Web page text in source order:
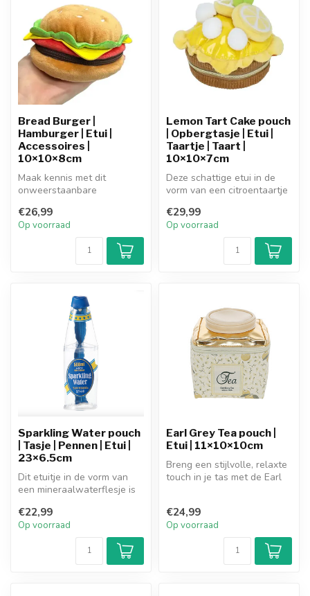
Bread Burger |
Hamburger | Etui |
Accessoires |
10×10×8cm
Maak kennis met dit
onweerstaanbare
je favoriete snac...
€26,99
Op voorraad
Lemon Tart Cake pouch
| Opbergtasje | Etui |
Taartje | Taart |
10×10×7cm
Deze schattige etui in de
vorm van een citroentaartje
...
€29,99
Op voorraad
Sparkling Water pouch
| Tasje | Pennen | Etui |
23×6.5cm
Dit etuitje in de vorm van
een mineraalwaterflesje is
€22,99
Op voorraad
Earl Grey Tea pouch |
Etui | 11×10×10cm
Breng een stijlvolle, relaxte
touch in je tas met de Earl
€24,99
Op voorraad